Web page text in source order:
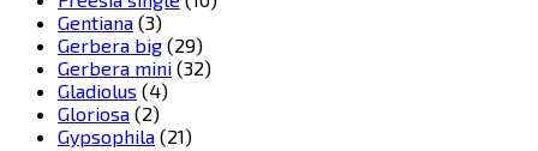
Gentiana (3)
Gerbera big (29)
Gerbera mini (32)
Gladiolus (4)
Gloriosa (2)
Gypsophila (21)